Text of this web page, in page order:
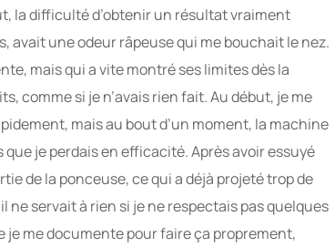
la difficulté d’obtenir un résultat vraiment
avait une odeur râpeuse qui me bouchait le nez.
mais qui a vite montré ses limites dès la
comme si je n’avais rien fait. Au début, je me
mais au bout d’un moment, la machine
je perdais en efficacité. Après avoir essuyé
de la ponceuse, ce qui a déjà projeté trop de
ne servait à rien si je ne respectais pas quelques
je me documente pour faire ça proprement,